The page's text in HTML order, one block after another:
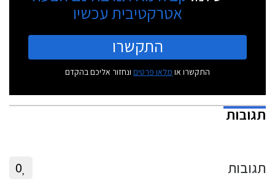
אטרקטיבית עכשיו
התקשרו
התקשרו או מלאו פרטים ונחזור אליכם בהקדם
תגובות
תגובות 0